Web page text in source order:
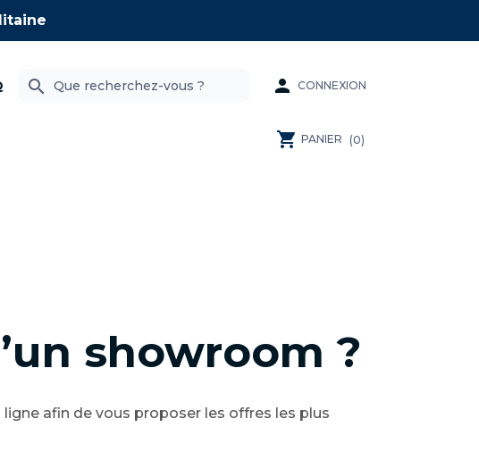
search  CONNEXION
shopping_cart PANIER (0)
showroom ?
afin de vous proposer les offres les plus